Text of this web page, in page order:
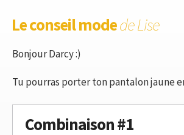
Le conseil modede Lise
Bonjour Darcy :)
Tu pourras porter ton pantalon jaune
Combinaison #1